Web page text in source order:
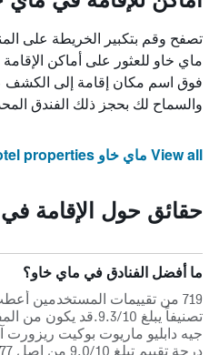
تصفح وقم بتكبير الخريطة على
ماي خاو للعثور على أماكن الإقامة
فوق اسم مكان إقامة إلى الكشف
والسماح لك بحجز ذلك الفندق
View all ماي خاو hotel properties
حقائق حول الإقامة
ما أفضل الفنادق في ماي خاو؟
719 من تقييمات المستخدمين
تصنيفاً يبلغ 9.3/10.قد
جيه دابليو ماريوت بوكيت